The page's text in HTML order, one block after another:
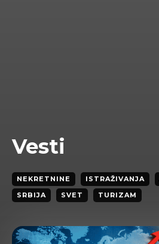
Vesti
NEKRETNINE ISTRAŽIVANJA
SRBIJA
SVET TURIZAM